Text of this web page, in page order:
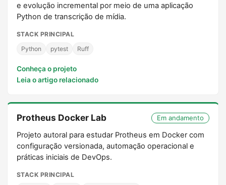
e evolução incremental por meio de uma aplicação
Python de transcrição de mídia.
STACK PRINCIPAL
Python
pytest Ruff
Conheça o projeto
Leia o artigo relacionado
Protheus Docker Lab Em andamento
Projeto autoral para estudar Protheus em Docker com
configuração versionada, automação operacional e
práticas iniciais de DevOps.
STACK PRINCIPAL